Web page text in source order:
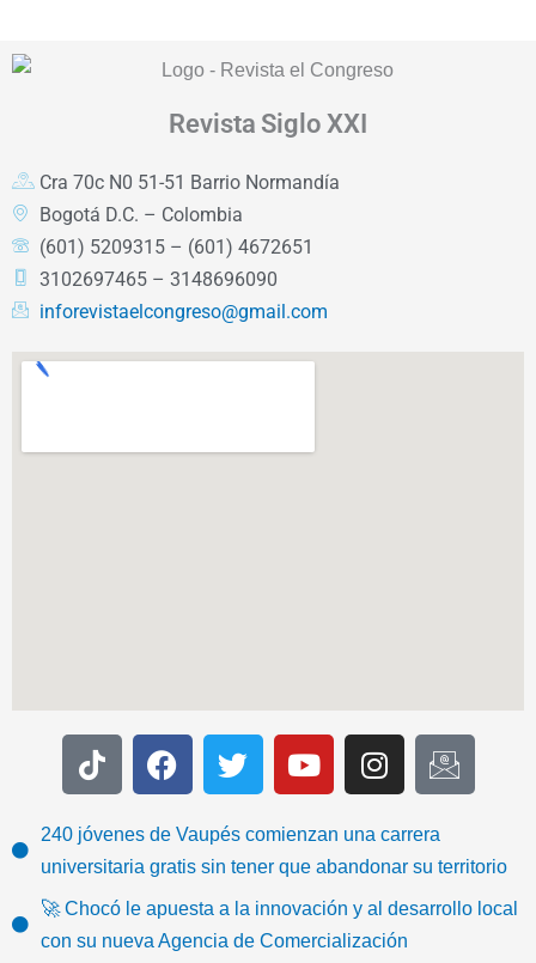
Revista Siglo XXI
Cra 70c N0 51-51 Barrio Normandía
Bogotá D.C. – Colombia
(601) 5209315 – (601) 4672651
3102697465 – 3148696090
inforevistaelcongreso@gmail.com
T
i
t
o
k
F
a
e
b
o
o
T
w
t
t
e
Y
o
t
u
b
I
n
t
a
g
I
c
-
e
240 jóvenes de Vaupés comienzan una carrera
universitaria gratis sin tener que abandonar su territorio
🚀 Chocó le apuesta a la innovación y al desarrollo local
con su nueva Agencia de Comercialización